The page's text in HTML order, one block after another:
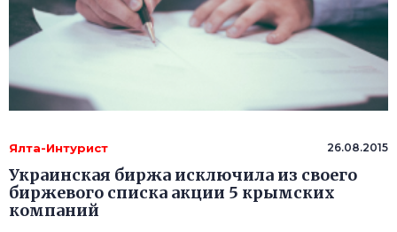
Ялта-Интурист 26.08.2015
Украинская биржа исключила из своего
биржевого списка акции 5 крымских
компаний